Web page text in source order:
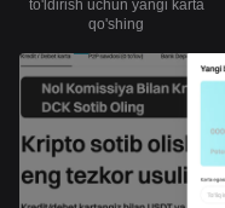
to'ldirish uchun yangi karta
qo'shing